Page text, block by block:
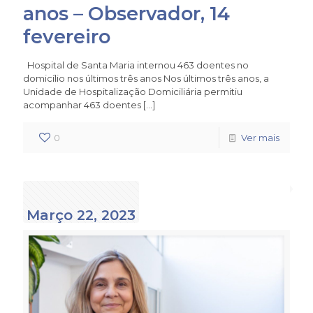
anos – Observador, 14
fevereiro
Hospital de Santa Maria internou 463 doentes no
domicílio nos últimos três anos Nos últimos três anos, a
Unidade de Hospitalização Domiciliária permitiu
acompanhar 463 doentes […]
0 Ver mais
Março 22, 2023